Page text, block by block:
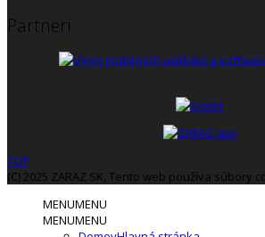
Partneri
TOP
(C) 2025 ZARAZ.SK, Tento web používa súbory
MENUMENU
MENUMENU